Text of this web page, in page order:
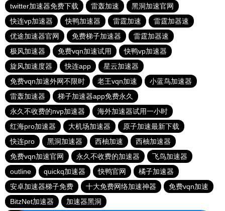
twitter加速器免费下载
雷轰加速
黑洞加速官网
快连vp加速器
快鸭加速器 雷霆加速
雷霆加器速
优途加速器官网
免费梯子加速器
雷霆加器速
极风加速器
免费vqn加速试用
快鸭vp加速器
旋风加速度器
快连app
星云加速器
免费vqn加速外网不限时
老王vqn加速
小蓝鸟加速器
雷轰加速器
梯子加速器app免费永久
永久不收费的nvp加速器
海外加速器试用一小时
红海pro加速器
大机场加速器
原子加速最新下载
快连pro
黑洞加速器 西柚加速
西柚加速器
免费vqn加速官网
永久不收费的加速器
飞鸟加速器
outline
quickq加速器 快鸭官网
橘子加速器
安卓加速器梯子免费
十大免费网络加速神器
免费vqn加速
BitzNet加速器
加速器黑洞